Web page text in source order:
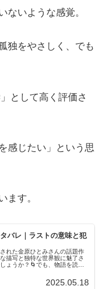
ないような感覚。
独をやさしく、でも
として高く評価さ
感じたい」という思
ます。
バレ｜ラストの意味と犯
れた金原ひとみさんの話題作
描写と独特な世界観に魅了さ
ょうか？🌀でも、物語を読み
2025.05.18